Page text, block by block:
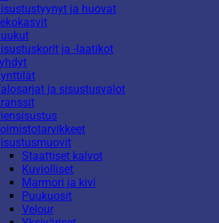
ja huovat
ja -laatikot
ja sisustusvalot
Staattiset kalvot
Kuviolliset
Marmori ja kivi
Puukuosit
Velour